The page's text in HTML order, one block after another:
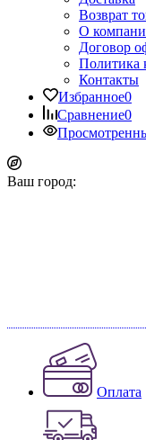
Возврат
О
Договор
Политика
Контакты
Избранное0
Сравнение0
Ваш город:
Оплата